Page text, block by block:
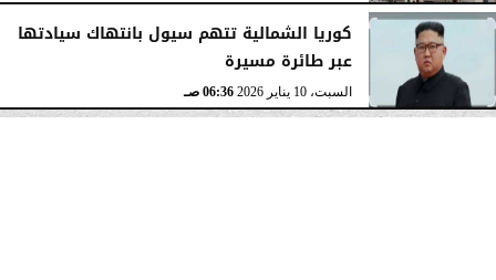
كوريا الشمالية تتهم سيول بانتهاك سيادتها
عبر طائرة مسيرة
السبت، 10 يناير 2026 06:36 صـ